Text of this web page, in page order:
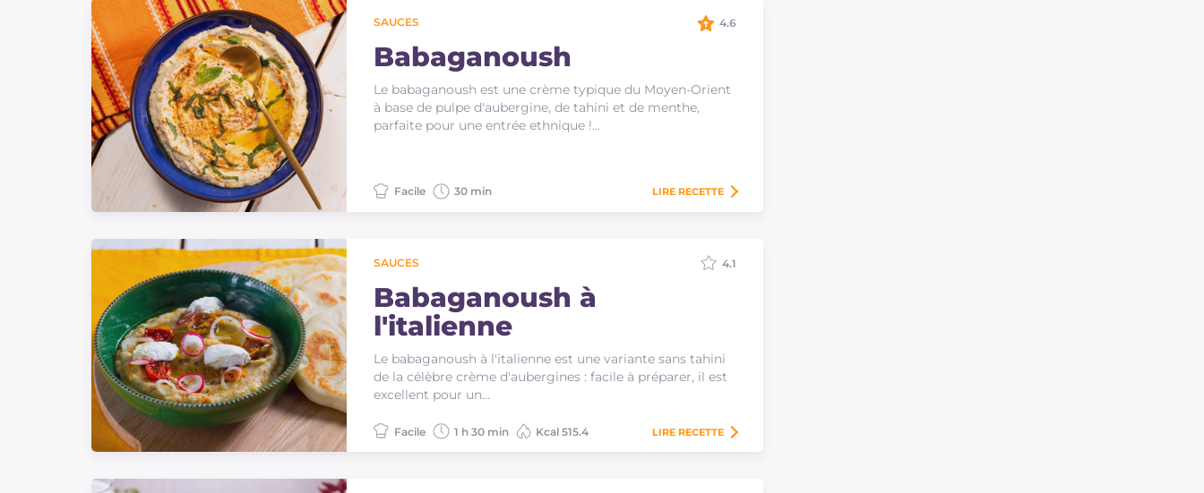
SAUCES
Babaganoush
Le babaganoush est une crème typique du Moyen-Orient
à base de pulpe d'aubergine, de tahini et de menthe,
parfaite pour une entrée ethnique !…
4.6
Facile 30 min LIRE RECETTE
SAUCES
Babaganoush à
l'italienne
Le babaganoush à l'italienne est une variante sans tahini
de la célèbre crème d'aubergines : facile à préparer, il est
excellent pour un…
4.1
Facile 1 h 30 min Kcal 515.4 LIRE RECETTE